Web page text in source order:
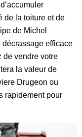
de la toiture et de
de Michel
décrassage efficace
de vendre votre
la valeur de
Drugeon ou
rapidement pour